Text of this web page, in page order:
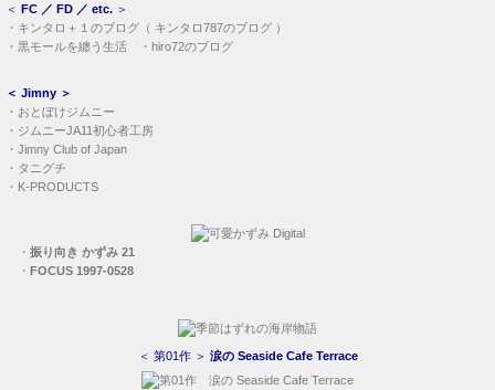
＜ FC ／ FD ／ etc. ＞
・ キンタロ＋１のブログ （ キンタロ787のブログ ）
・ 黒モールを纏う生活 ・ hiro72のブログ
＜ Jimny ＞
・ おとぼけジムニー
・ ジムニーJA11初心者工房
・ Jimny Club of Japan
・ タニグチ
・ K-PRODUCTS
・ 振り向き かずみ 21
・ FOCUS 1997-0528
＜ 第01作 ＞ 涙の Seaside Cafe Terrace